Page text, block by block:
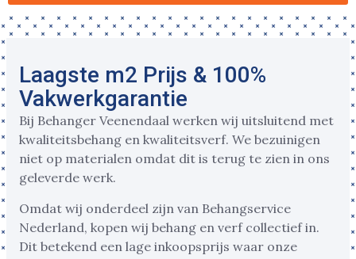
Laagste m2 Prijs & 100%
Vakwerkgarantie
Bij Behanger Veenendaal werken wij uitsluitend met
kwaliteitsbehang en kwaliteitsverf. We bezuinigen
niet op materialen omdat dit is terug te zien in ons
geleverde werk.
Omdat wij onderdeel zijn van Behangservice
Nederland, kopen wij behang en verf collectief in.
Dit betekend een lage inkoopsprijs waar onze